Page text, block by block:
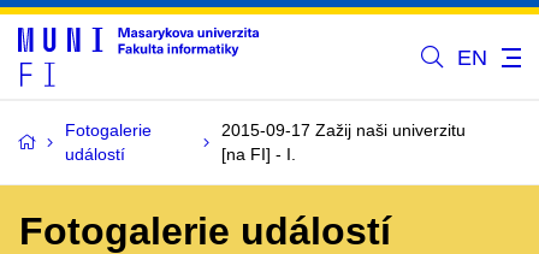
EN
Fotogalerie
událostí
2015-09-17 Zažij naši univerzitu
[na FI] - I.
Fotogalerie událostí